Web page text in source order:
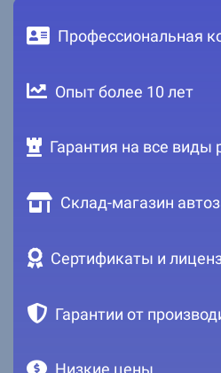
Профессиональная
Опыт более 10 лет
Гарантия на все виды
Склад-магазин
Сертификаты и
Гарантии от
Низкие цены